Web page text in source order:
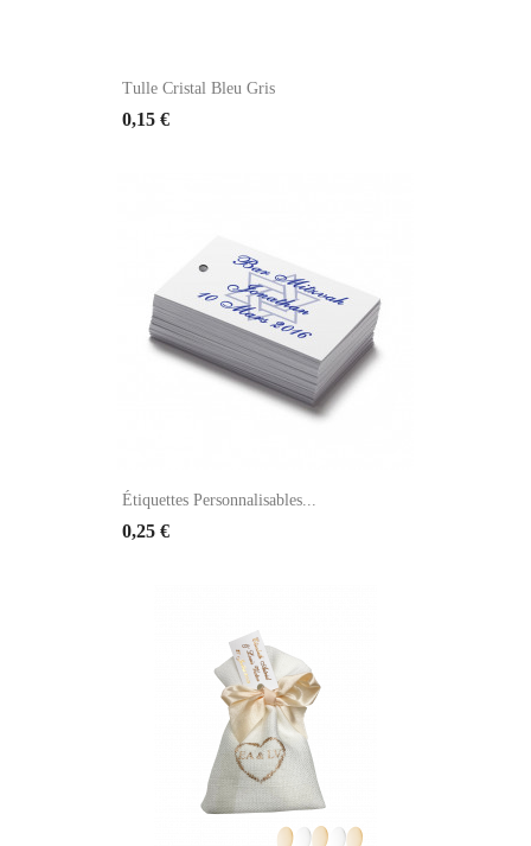
Tulle Cristal Bleu Gris
0,15 €
Étiquettes Personnalisables...
0,25 €